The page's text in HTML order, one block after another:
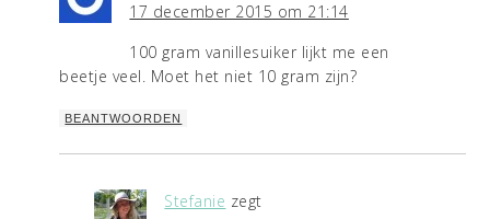
17 december 2015 om 21:14
100 gram vanillesuiker lijkt me een
beetje veel. Moet het niet 10 gram zijn?
BEANTWOORDEN
Stefanie zegt